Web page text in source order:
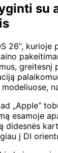
su
26“, kurioje
greitesnį
„Apple“
esamoje
didesnės
į DI